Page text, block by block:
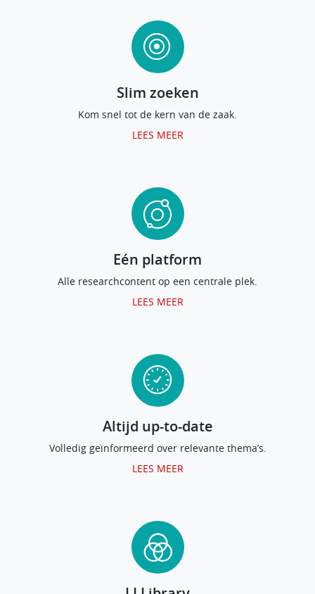
Slim zoeken
Kom snel tot de kern van de zaak.
LEES MEER
Eén platform
Alle researchcontent op een centrale plek.
LEES MEER
Altijd up-to-date
Volledig geïnformeerd over relevante thema’s.
LEES MEER